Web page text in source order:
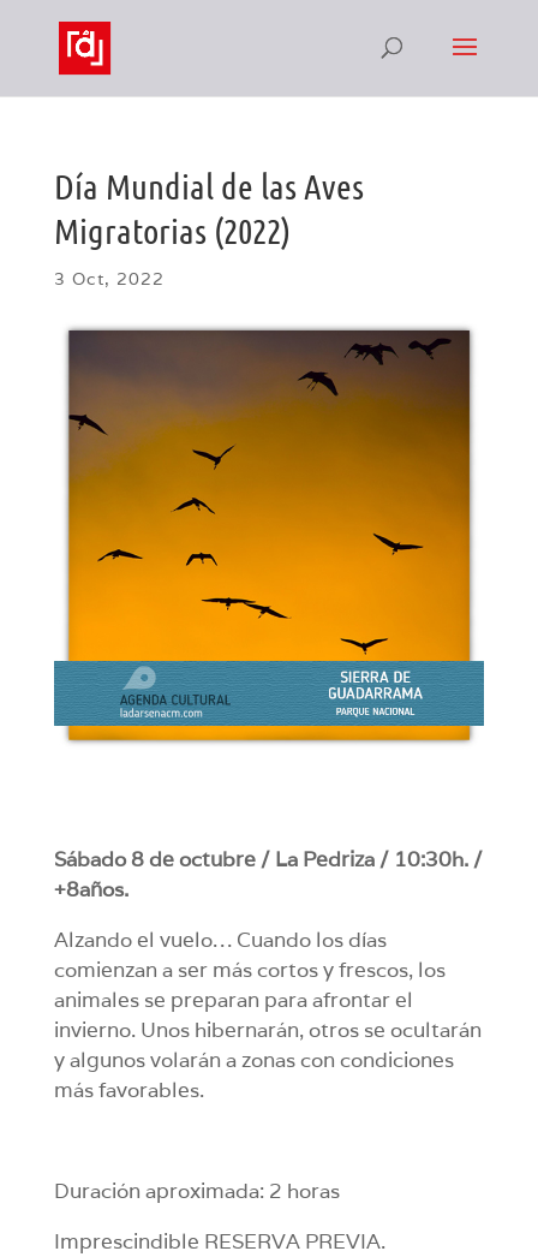
Día Mundial de las Aves
Migratorias (2022)
3 Oct, 2022
Sábado 8 de octubre / La Pedriza / 10:30h. /
+8años.
Alzando el vuelo… Cuando los días
comienzan a ser más cortos y frescos, los
animales se preparan para afrontar el
invierno. Unos hibernarán, otros se ocultarán
y algunos volarán a zonas con condiciones
más favorables.
Duración aproximada: 2 horas
Imprescindible RESERVA PREVIA.